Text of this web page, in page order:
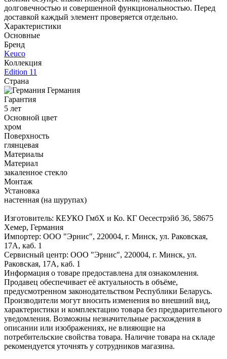
долговечностью и совершенной функциональностью. Перед
доставкой каждый элемент проверяется отдельно.
Характеристики
Основные
Бренд
Keuco
Коллекция
Edition 11
Страна
Германия
Гарантия
5 лет
Основной цвет
хром
Поверхность
глянцевая
Материалы
Материал
закаленное стекло
Монтаж
Установка
настенная (на шурупах)
Изготовитель: КЕУКО ГмбХ и Ко. КГ Оесестрэйб 36, 58675
Хемер, Германия
Импортер: ООО "Эрнис", 220004, г. Минск, ул. Раковская,
17А, каб. 1
Сервисный центр: ООО "Эрнис", 220004, г. Минск, ул.
Раковская, 17А, каб. 1
Информация о товаре предоставлена для ознакомления.
Продавец обеспечивает её актуальность в объёме,
предусмотренном законодательством Республики Беларусь.
Производители могут вносить изменения во внешний вид,
характеристики и комплектацию товара без предварительного
уведомления. Возможны незначительные расхождения в
описании или изображениях, не влияющие на
потребительские свойства товара. Наличие товара на складе
рекомендуется уточнять у сотрудников магазина.